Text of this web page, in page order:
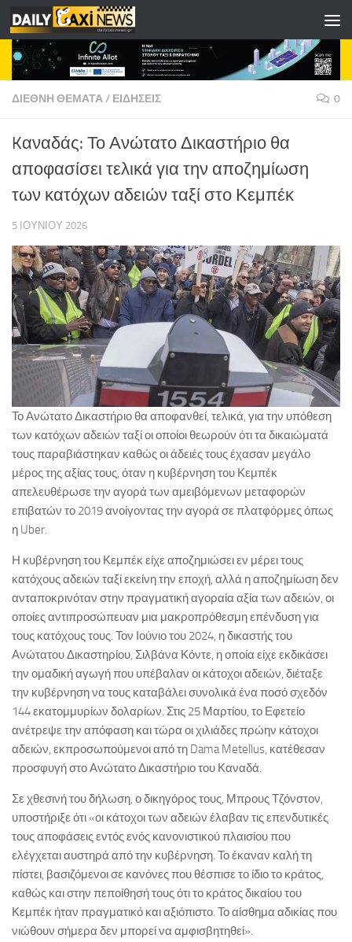
Skip to content
ΔΙΕΘΝΗ ΘΕΜΑΤΑ/ ΕΙΔΗΣΕΙΣ 0
Kαναδάς: Το Ανώτατο Δικαστήριο θα
αποφασίσει τελικά για την αποζημίωση
των κατόχων αδειών ταξί στο Κεμπέκ
5 ΙΟΥΝΊΟΥ 2026
Το Ανώτατο Δικαστήριο θα αποφανθεί, τελικά, για την υπόθεση
των κατόχων αδειών ταξί οι οποίοι θεωρούν ότι τα δικαιώματά
τους παραβιάστηκαν καθώς οι άδειές τους έχασαν μεγάλο
μέρος της αξίας τους, όταν η κυβέρνηση του Κεμπέκ
απελευθέρωσε την αγορά των αμειβόμενων μεταφορών
επιβατών το 2019 ανοίγοντας την αγορά σε πλατφόρμες όπως
η Uber.
Η κυβέρνηση του Κεμπέκ είχε αποζημιώσει εν μέρει τους
κατόχους αδειών ταξί εκείνη την εποχή, αλλά η αποζημίωση δεν
ανταποκρινόταν στην πραγματική αγοραία αξία των αδειών, οι
οποίες αντιπροσώπευαν μια μακροπρόθεσμη επένδυση για
τους κατόχους τους. Τον Ιούνιο του 2024, η δικαστής του
Ανώτατου Δικαστηρίου, Σιλβάνα Κόντε, η οποία είχε εκδικάσει
την ομαδική αγωγή που υπέβαλαν οι κάτοχοι αδειών, διέταξε
την κυβέρνηση να τους καταβάλει συνολικά ένα ποσό σχεδόν
144 εκατομμυρίων δολαρίων. Στις 25 Μαρτίου, το Εφετείο
ανέτρεψε την απόφαση και τώρα οι χιλιάδες πρώην κάτοχοι
αδειών, εκπροσωπούμενοι από τη Dama Metellus, κατέθεσαν
προσφυγή στο Ανώτατο Δικαστήριο του Καναδά.
Σε χθεσινή του δήλωση, ο δικηγόρος τους, Μπρους Τζόνστον,
υποστήριξε ότι «οι κάτοχοι των αδειών έλαβαν τις επενδυτικές
τους αποφάσεις εντός ενός κανονιστικού πλαισίου που
ελέγχεται αυστηρά από την κυβέρνηση. Το έκαναν καλή τη
πίστει, βασιζόμενοι σε κανόνες που θέσπισε το ίδιο το κράτος,
καθώς και στην πεποίθησή τους ότι το κράτος δικαίου του
Κεμπέκ ήταν πραγματικό και αξιόπιστο. Το αίσθημα αδικίας που
νιώθουν σήμερα δεν μπορεί να αμφισβητηθεί».